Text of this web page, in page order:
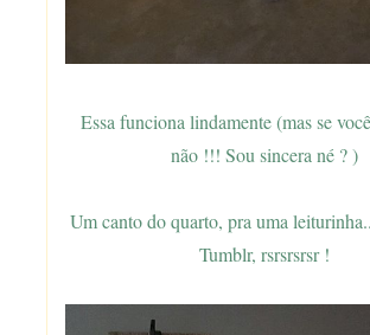
Essa funciona lindamente (mas se
não !!! Sou sincera né ? )
Um canto do quarto, pra uma
Tumblr, rsrsrsrsr !